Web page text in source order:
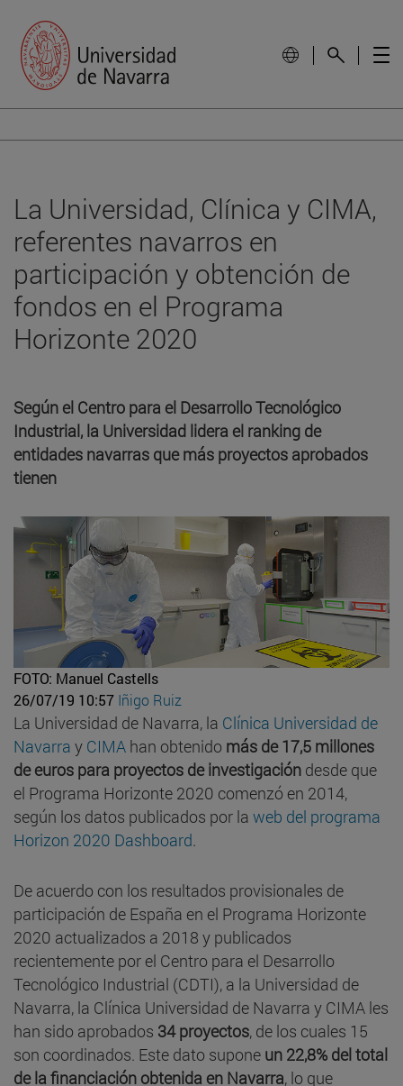
La Universidad, Clínica y CIMA,
referentes navarros en
participación y obtención de
fondos en el Programa
Horizonte 2020
Según el Centro para el Desarrollo Tecnológico
Industrial, la Universidad lidera el ranking de
entidades navarras que más proyectos aprobados
tienen
FOTO: Manuel Castells
26/07/19 10:57 Iñigo Ruiz
La Universidad de Navarra, la Clínica Universidad de
Navarra y CIMA han obtenido más de 17,5 millones
de euros para proyectos de investigación desde que
el Programa Horizonte 2020 comenzó en 2014,
según los datos publicados por la web del programa
Horizon 2020 Dashboard.
De acuerdo con los resultados provisionales de
participación de España en el Programa Horizonte
2020 actualizados a 2018 y publicados
recientemente por el Centro para el Desarrollo
Tecnológico Industrial (CDTI), a la Universidad de
Navarra, la Clínica Universidad de Navarra y CIMA les
han sido aprobados 34 proyectos, de los cuales 15
son coordinados. Este dato supone un 22,8% del total
de la financiación obtenida en Navarra, lo que